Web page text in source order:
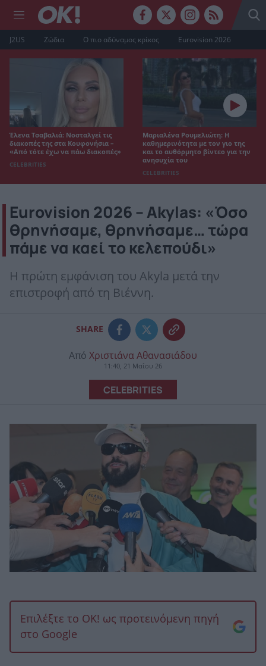
J2US Ζώδια Ο πιο αδύναμος κρίκος Eurovision 2026
Έλενα Τσαβαλιά: Νοσταλγεί τις
διακοπές της στα Κουφονήσια –
«Από τότε έχω να πάω διακοπές»
CELEBRITIES
Μαριαλένα Ρουμελιώτη: Η
καθημερινότητα με τον γιο της
και το αυθόρμητο βίντεο για την
ανησυχία του
CELEBRITIES
Eurovision 2026 – Akylas: «Όσο
θρηνήσαμε, θρηνήσαμε… τώρα
πάμε να καεί το κελεπούδι»
Η πρώτη εμφάνιση του Akyla μετά την
επιστροφή από τη Βιέννη.
SHARE
Από Χριστιάνα Αθανασιάδου
11:40, 21 Μαΐου 26
CELEBRITIES
Επιλέξτε το OK! ως προτεινόμενη πηγή
στο Google